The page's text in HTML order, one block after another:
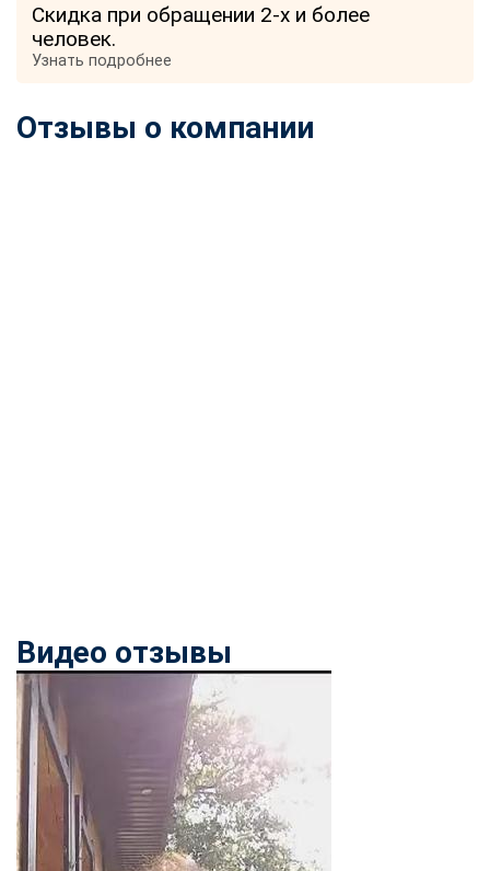
Скидка при обращении 2-х и более
человек.
Узнать подробнее
Отзывы о компании
Видео отзывы